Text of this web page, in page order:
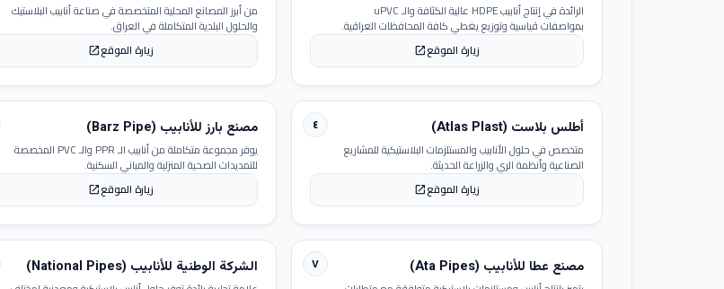
الرائدة في إنتاج أنابيب HDPE عالية الكثافة والـ uPVC
بمواصفات قياسية وتوزيع يغطي كافة المحافظات العراقية.
زيارة الموقعopen_in_new
من أبرز المصانع المحلية المتخصصة في صناعة أنابيب البلاستيك
والحلول البلدية المتكاملة في العراق.
زيارة الموقعopen_in_new
٤ أطلس بلاست (Atlas Plast)
متخصص في حلول الأنابيب والمستلزمات البلاستيكية للمشاريع
الصناعية وأنظمة الري والزراعة الحديثة.
زيارة الموقعopen_in_new
مصنع بارز للأنابيب (Barz Pipe)
يوفر مجموعة متكاملة من أنابيب الـ PPR والـ PVC المخصصة
للتمديدات الصحية المنزلية والمباني السكنية.
زيارة الموقعopen_in_new
٧ مصنع عطا للأنابيب (Ata Pipes) الشركة الوطنية للأنابيب (National Pipes)